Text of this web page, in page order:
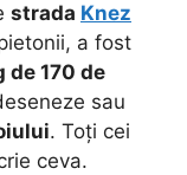
strada Knez
a fost
de 170 de
sau
. Toți cei
ceva.